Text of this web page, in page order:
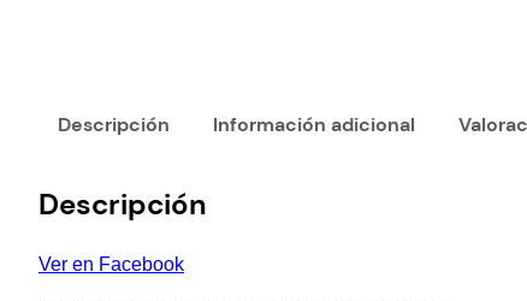
Descripción Información adicional
Descripción
Ver en Facebook